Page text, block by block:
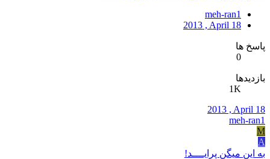
meh-ran1
2013 , April 18
پاسخ ها
0
بازدیدها
1K
2013 , April 18
meh-ran1
M
A
به این میگن پرایــــد!